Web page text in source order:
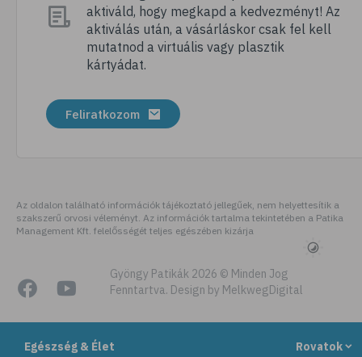
Egészség & Élet Rovatok
# megfázás
# influenza
# fertőző betegségek
# köhögés
# immunerősítés
# kézmosás
# szépségápolás
# bőrápolás
# izlandi zuzmó
aktiváld, hogy megkapd a kedvezményt! Az
aktiválás után, a vásárláskor csak fel kell
mutatnod a virtuális vagy plasztik
kártyádat.
Feliratkozom
Az oldalon található információk tájékoztató jellegűek, nem helyettesítik a
szakszerű orvosi véleményt. Az információk tartalma tekintetében a Patika
Management Kft. felelősségét teljes egészében kizárja
Gyöngy Patikák 2026 © Minden Jog
Fenntartva. Design by MelkwegDigital